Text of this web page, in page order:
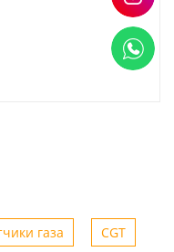
газа CGT